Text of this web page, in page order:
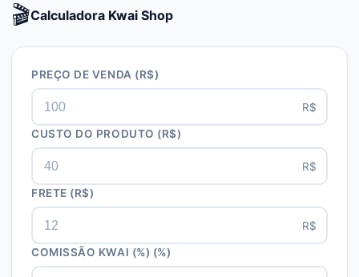
🎬Calculadora Kwai Shop
PREÇO DE VENDA (R$)
R$
CUSTO DO PRODUTO (R$)
R$
FRETE (R$)
R$
COMISSÃO KWAI (%) (%)